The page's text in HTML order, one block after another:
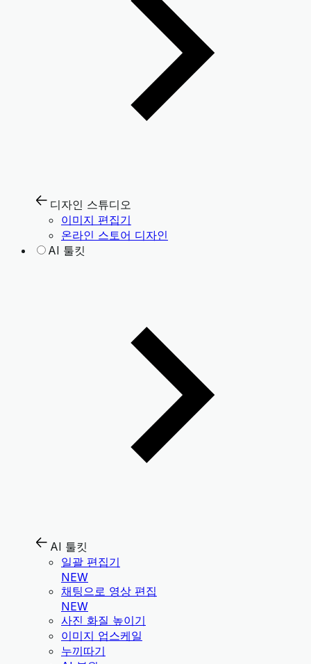
디자인 스튜디오
이미지 편집기
온라인 스토어 디자인
AI 툴킷
AI 툴킷
일괄 편집기
NEW
채팅으로 영상 편집
NEW
사진 화질 높이기
이미지 업스케일
누끼따기